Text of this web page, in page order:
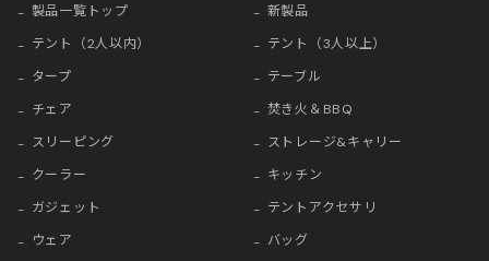
製品一覧トップ
新製品
テント（2人以内）
テント（3人以上）
タープ
テーブル
チェア
焚き火＆BBQ
スリーピング
ストレージ&キャリー
クーラー
キッチン
ガジェット
テントアクセサリ
ウェア
バッグ